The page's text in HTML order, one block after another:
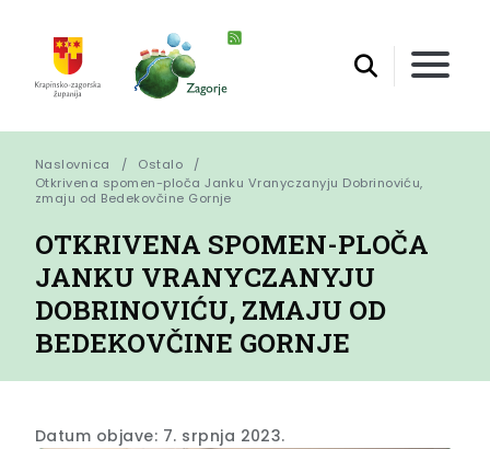
Naslovnica
Ostalo
Otkrivena spomen-ploča Janku Vranyczanyju Dobrinoviću,
zmaju od Bedekovčine Gornje
OTKRIVENA SPOMEN-PLOČA
JANKU VRANYCZANYJU
DOBRINOVIĆU, ZMAJU OD
BEDEKOVČINE GORNJE
Datum objave: 7. srpnja 2023.